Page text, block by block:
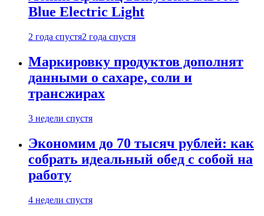
Blue Electric Light
2 года спустя2 года спустя
Маркировку продуктов дополнят
данными о сахаре, соли и
трансжирах
3 недели спустя
Экономим до 70 тысяч рублей: как
собрать идеальный обед с собой на
работу
4 недели спустя